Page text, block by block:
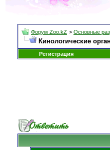
Форум Zoo.kZ > Основные
Кинологические
Регистрация